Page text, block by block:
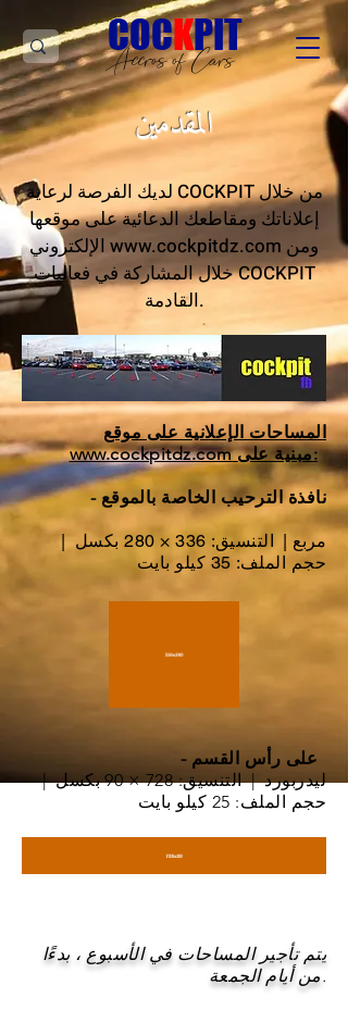
Accros of Cars
COCKPIT
المقدمين
لديك الفرصة لرعاية COCKPIT من خلال
إعلاناتك ومقاطعك الدعائية على موقعها
www.cockpitdz.com
خلال المشاركة في فعاليات COCKPIT
القادمة.
المساحات الإعلانية على موقع
www.cockpitdz.com
مبنية على:
- نافذة الترحيب الخاصة بالموقع
مربع | التنسيق: 336 × 280 بكسل
|
حجم الملف: 35 كيلو بايت
- على رأس القسم
ليدربورد | التنسيق: 728 × 90 بكسل
|
حجم الملف: 25 كيلو بايت
يتم تأجير المساحات في الأسبوع ، بدءًا
من أيام الجمعة.